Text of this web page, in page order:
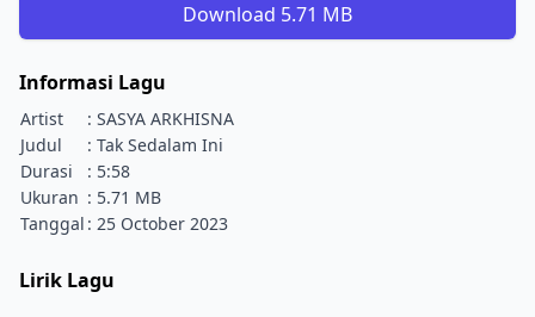
Download 5.71 MB
Informasi Lagu
Artist
: SASYA ARKHISNA
Judul
: Tak Sedalam Ini
Durasi
: 5:58
Ukuran : 5.71 MB
Tanggal : 25 October 2023
Lirik Lagu